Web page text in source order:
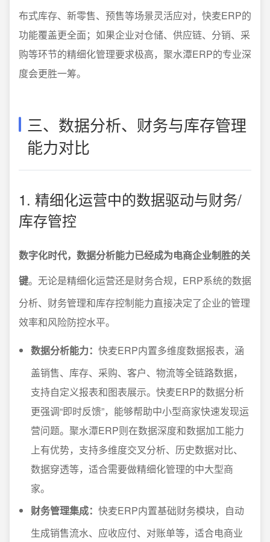
布式库存、新零售、预售等场景灵活应对，快麦ERP的
功能覆盖更全面；如果企业对仓储、供应链、分销、采
购等环节的精细化管理要求极高，聚水潭ERP的专业深
度会更胜一筹。
三、数据分析、财务与库存管理
能力对比
1. 精细化运营中的数据驱动与财务/
库存管控
数字化时代，数据分析能力已经成为电商企业制胜的关
键。无论是精细化运营还是财务合规，ERP系统的数据
分析、财务管理和库存控制能力直接决定了企业的管理
效率和风险防控水平。
数据分析能力： 快麦ERP内置多维度数据报表，涵
盖销售、库存、采购、客户、物流等全链路数据，
支持自定义报表和图表展示。快麦ERP的数据分析
更强调“即时反馈”，能够帮助中小型商家快速发现运
营问题。聚水潭ERP则在数据深度和数据加工能力
上有优势，支持多维度交叉分析、历史数据对比、
数据穿透等，适合需要做精细化管理的中大型商
家。
财务管理集成： 快麦ERP内置基础财务模块，自动
生成销售流水、应收应付、对账单等，适合电商业